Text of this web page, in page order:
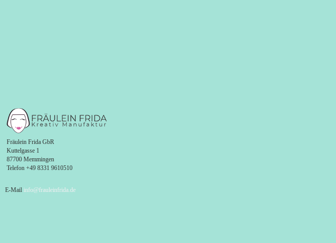
Fräulein Frida GbR
Kuttelgasse 1
87700 Memmingen
Telefon +49 8331 9610510
E-Mail info@frauleinfrida.de